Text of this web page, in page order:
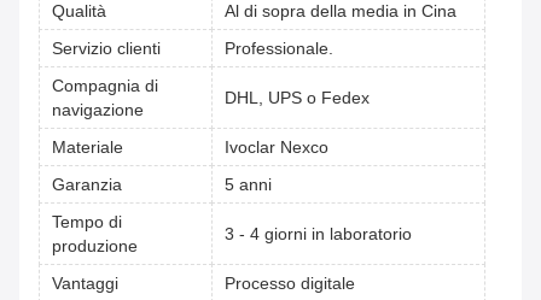
Qualità
Al di sopra della media in Cina
Servizio clienti
Professionale.
Compagnia di
navigazione
DHL, UPS o Fedex
Materiale
Ivoclar Nexco
Garanzia
5 anni
Tempo di
produzione
3 - 4 giorni in laboratorio
Vantaggi Processo digitale